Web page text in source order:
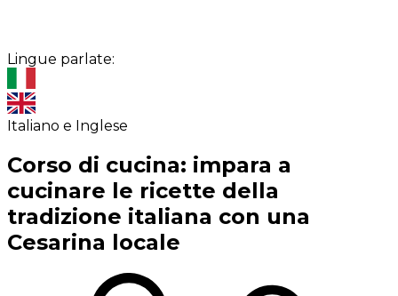
Lingue parlate:
Italiano e Inglese
Corso di cucina: impara a
cucinare le ricette della
tradizione italiana con una
Cesarina locale